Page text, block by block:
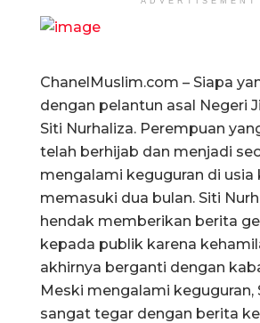
ChanelMuslim.com – Siapa
dengan pelantun asal Negeri
Siti Nurhaliza. Perempuan
telah berhijab dan menjadi
mengalami keguguran di usia
memasuki dua bulan. Siti
hendak memberikan berita
kepada publik karena
akhirnya berganti dengan
Meski mengalami keguguran,
sangat tegar dengan berita